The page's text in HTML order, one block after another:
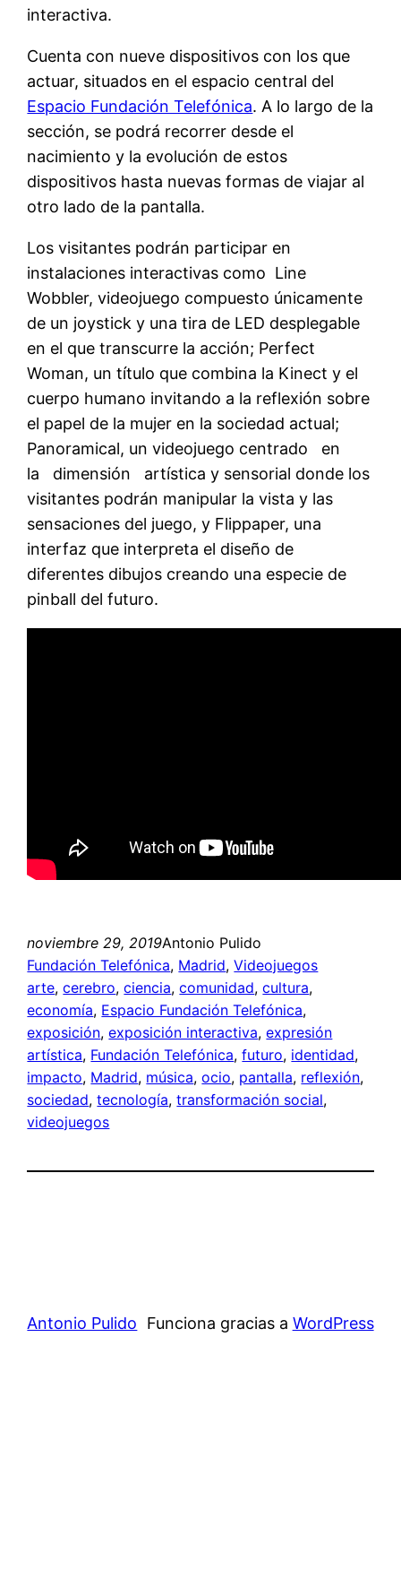
interactiva.
Cuenta con nueve dispositivos con los que
actuar, situados en el espacio central del
Espacio Fundación Telefónica. A lo largo de la
sección, se podrá recorrer desde el
nacimiento y la evolución de estos
dispositivos hasta nuevas formas de viajar al
otro lado de la pantalla.
Los visitantes podrán participar en
instalaciones interactivas como Line
Wobbler, videojuego compuesto únicamente
de un joystick y una tira de LED desplegable
en el que transcurre la acción; Perfect
Woman, un título que combina la Kinect y el
cuerpo humano invitando a la reflexión sobre
el papel de la mujer en la sociedad actual;
Panoramical, un videojuego centrado en
la dimensión artística y sensorial donde los
visitantes podrán manipular la vista y las
sensaciones del juego, y Flippaper, una
interfaz que interpreta el diseño de
diferentes dibujos creando una especie de
pinball del futuro.
noviembre 29, 2019Antonio Pulido
Fundación Telefónica, Madrid, Videojuegos
arte, cerebro, ciencia, comunidad, cultura
economía, Espacio Fundación Telefónica
exposición, exposición interactiva, expresión
artística, Fundación Telefónica, futuro, identidad
impacto, Madrid, música, ocio, pantalla, reflexión
sociedad, tecnología, transformación social
videojuegos
Antonio Pulido Funciona gracias a WordPress